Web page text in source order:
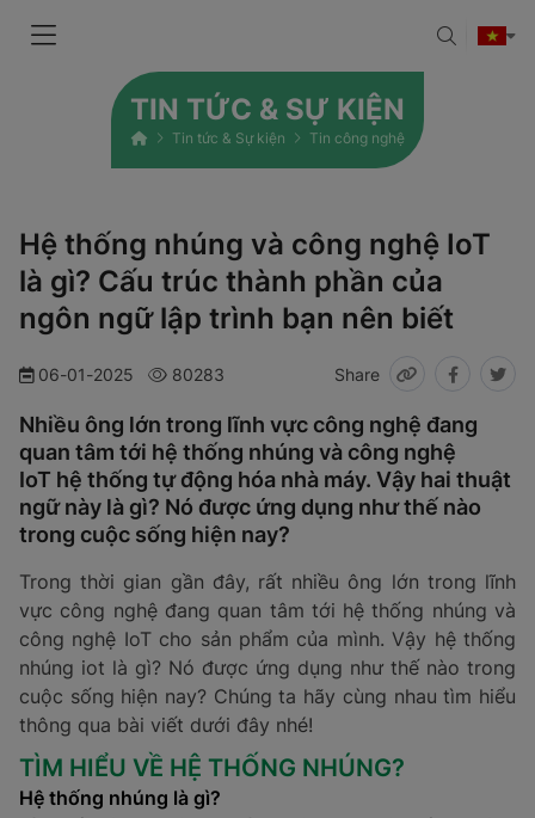
TIN TỨC & SỰ KIỆN
Tin tức & Sự kiện Tin công nghệ
Hệ thống nhúng và công nghệ IoT
là gì? Cấu trúc thành phần của
ngôn ngữ lập trình bạn nên biết
06-01-2025 80283 Share
Nhiều ông lớn trong lĩnh vực công nghệ đang
quan tâm tới hệ thống nhúng và công nghệ
IoT hệ thống tự động hóa nhà máy. Vậy hai thuật
ngữ này là gì? Nó được ứng dụng như thế nào
trong cuộc sống hiện nay?
Trong thời gian gần đây, rất nhiều ông lớn trong lĩnh
vực công nghệ đang quan tâm tới hệ thống nhúng và
công nghệ IoT cho sản phẩm của mình. Vậy hệ thống
nhúng iot là gì? Nó được ứng dụng như thế nào trong
cuộc sống hiện nay? Chúng ta hãy cùng nhau tìm hiểu
thông qua bài viết dưới đây nhé!
TÌM HIỂU VỀ HỆ THỐNG NHÚNG?
Hệ thống nhúng là gì?